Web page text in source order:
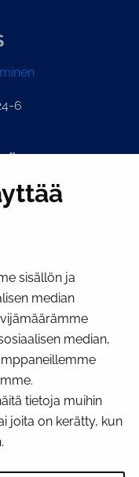
sisällön ja
median
median,
tietoja muihin
joita on kerätty, kun
6